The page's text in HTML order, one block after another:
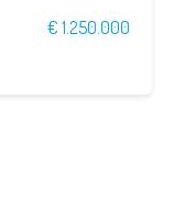
€ 1.250.000